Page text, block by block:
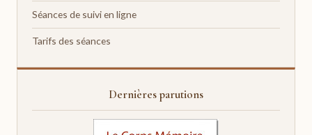
Séances de suivi en ligne
Tarifs des séances
Dernières parutions